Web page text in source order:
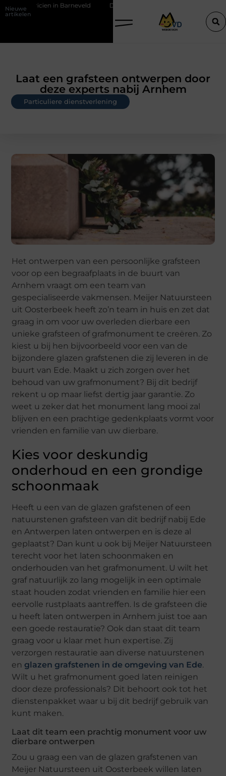
Nieuwe
artikelen
elektricien in Barneveld De Perfecte Gids voor Vloerbedekking in
Laat een grafsteen ontwerpen door
deze experts nabij Arnhem
Particuliere dienstverlening
Het ontwerpen van een persoonlijke grafsteen
voor op een begraafplaats in de buurt van
Arnhem vraagt om een team van
gespecialiseerde vakmensen. Meijer Natuursteen
uit Oosterbeek heeft zo’n team in huis en zet dat
graag in om voor uw overleden dierbare een
unieke grafsteen of grafmonument te creëren. Zo
kiest u bij hen bijvoorbeeld voor een van de
bijzondere glazen grafstenen die zij leveren in de
buurt van Ede. Maakt u zich zorgen over het
behoud van uw grafmonument? Bij dit bedrijf
rekent u op maar liefst dertig jaar garantie. Zo
weet u zeker dat het monument lang mooi zal
blijven en een prachtige gedenkplaats vormt voor
vrienden en familie van uw dierbare.
Kies voor deskundig
onderhoud en een grondige
schoonmaak
Heeft u een van de glazen grafstenen of een
natuurstenen grafsteen van dit bedrijf nabij Ede
en Antwerpen laten ontwerpen en is deze al
geplaatst? Dan kunt u ook bij Meijer Natuursteen
terecht voor het laten schoonmaken en
onderhouden van het grafmonument. U wilt het
graf natuurlijk zo lang mogelijk in een optimale
staat houden zodat vrienden en familie hier een
eervolle rustplaats aantreffen. Is de grafsteen die
u heeft laten ontwerpen in Arnhem juist toe aan
een goede restauratie? Ook dan staat dit team
graag voor u klaar met hun expertise. Zij
verzorgen restauratie aan diverse natuurstenen
englazen grafstenen in de omgeving van Ede.
Wilt u het grafmonument goed laten reinigen
door deze professionals? Dit behoort ook tot het
dienstenpakket waar u bij dit bedrijf gebruik van
kunt maken.
Laat dit team een prachtig monument voor uw
dierbare ontwerpen
Zou u graag een van de glazen grafstenen van
Meijer Natuursteen uit Oosterbeek willen laten